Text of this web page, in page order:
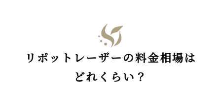
リポットレーザーの料金相場は
どれくらい？